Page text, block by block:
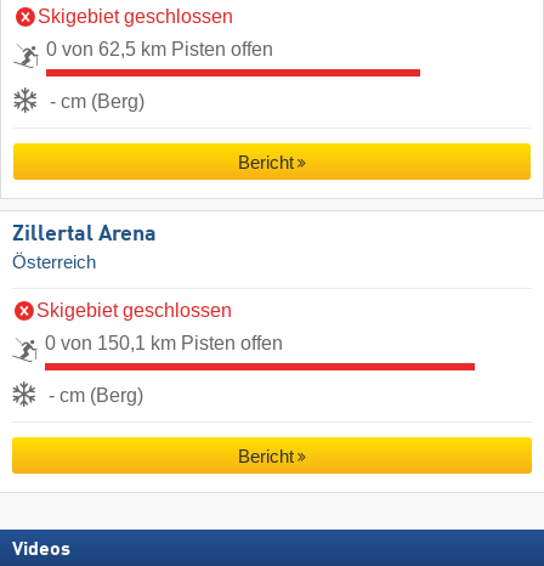
Skigebiet geschlossen
0 von 62,5 km Pisten offen
- cm (Berg)
Bericht
Zillertal Arena
Österreich
Skigebiet geschlossen
0 von 150,1 km Pisten offen
- cm (Berg)
Bericht
Videos